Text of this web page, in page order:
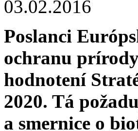
03.02.2016
Poslanci
ochranu
hodnotení
2020. Tá
a smernice o